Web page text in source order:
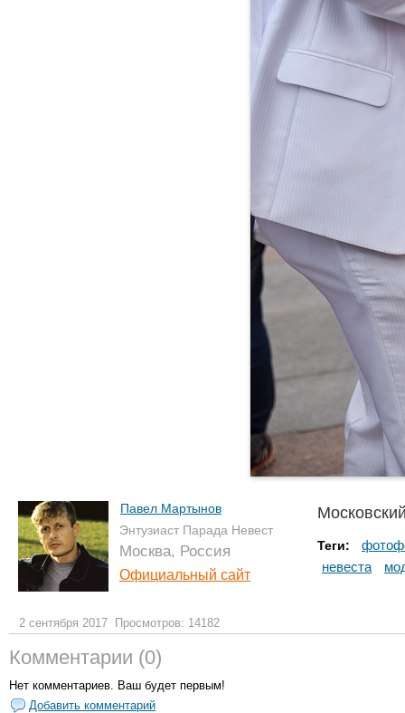
Павел Мартынов
Энтузиаст Парада Невест
Москва, Россия
Официальный сайт
Теги:
невеста
2 сентября 2017 Просмотров: 14182
Комментарии (0)
Нет комментариев. Ваш будет первым!
Добавить комментарий